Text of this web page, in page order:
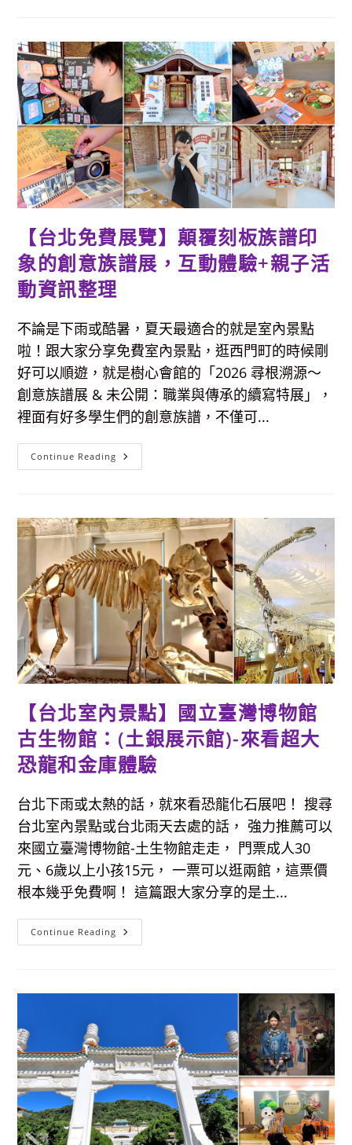
歷
史
文
物
陳
列
館，
看
得
到
甲
骨
文、
國
寶…
等
物，
堪
稱
台
北
小
故
免
費
參
觀
【台北免費展覽】顛覆刻板族譜印
象的創意族譜展，互動體驗+親子活
動資訊整理
不論是下雨或酷暑，夏天最適合的就是室內景點
啦！跟大家分享免費室內景點，逛西門町的時候剛
好可以順遊，就是樹心會館的「2026 尋根溯源～
創意族譜展 & 未公開：職業與傳承的續寫特展」，
裡面有好多學生們的創意族譜，不僅可...
Continue Reading 【台
北
顛
覆
刻
板
族
譜
印
象
的
創
意
族
譜
展，
互
動
驗
+親
子
活
動
資
訊
理
【台北室內景點】國立臺灣博物館
古生物館：(土銀展示館)-來看超大
恐龍和金庫體驗
台北下雨或太熱的話，就來看恐龍化石展吧！ 搜尋
台北室內景點或台北雨天去處的話， 強力推薦可以
來國立臺灣博物館-土生物館走走， 門票成人30
元、6歲以上小孩15元， 一票可以逛兩館，這票價
根本幾乎免費啊！ 這篇跟大家分享的是土...
Continue Reading 【台
北
國
物
館
古
生
物
館：
(土
銀
展